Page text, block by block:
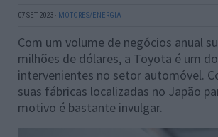
07 SET 2023 · MOTORES/ENERGIA
Com um volume de negócios anual
milhões de dólares, a Toyota é um
intervenientes no setor automóvel.
suas fábricas localizadas no Japão
motivo é bastante invulgar.